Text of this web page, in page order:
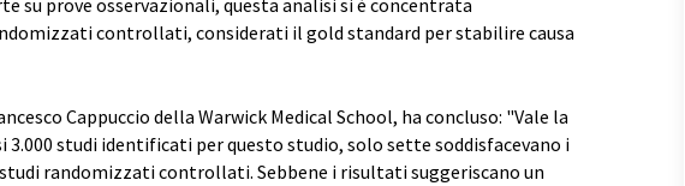
su prove osservazionali, questa analisi si è concentrata
controllati, considerati il gold standard per stabilire causa
Cappuccio della Warwick Medical School, ha concluso: "Vale la
3.000 studi identificati per questo studio, solo sette soddisfacevano i
randomizzati controllati. Sebbene i risultati suggeriscano un